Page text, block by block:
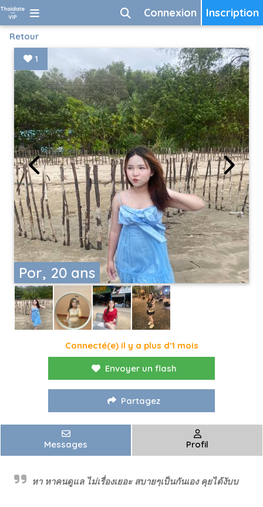
Inscription
Connexion
Retour
Por, 20 ans
1
Connecté(e) il y a plus d'1 mois
Envoyer un flash
Partagez
Messages Profil
หา หาคนดูแล ไม่เรื่องเยอะ สบายๆเป็นกันเอง คุยได้งับบ